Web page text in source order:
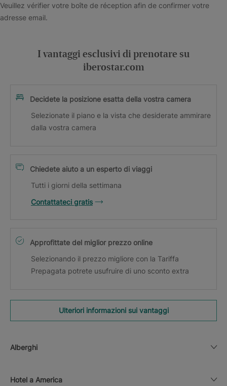
Veuillez vérifier votre boîte de réception afin de confirmer votre
adresse email.
I vantaggi esclusivi di prenotare su
iberostar.com
Decidete la posizione esatta della vostra camera
Selezionate il piano e la vista che desiderate ammirare
dalla vostra camera
Chiedete aiuto a un esperto di viaggi
Tutti i giorni della settimana
Contattateci gratis
Approfittate del miglior prezzo online
Selezionando il prezzo migliore con la Tariffa
Prepagata potrete usufruire di uno sconto extra
Ulteriori informazioni sui vantaggi
Alberghi
Hotel a America